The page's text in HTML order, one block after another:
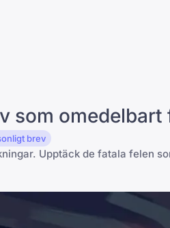
som
brev
Upptäck de fatala felen